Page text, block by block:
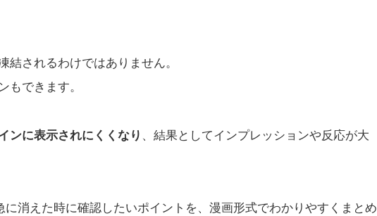
結されるわけではありません。
もできます。
ンに表示されにくくなり 、結果としてインプレッションや反応が大
に消えた時に確認したいポイントを、漫画形式でわかりやすくまとめ